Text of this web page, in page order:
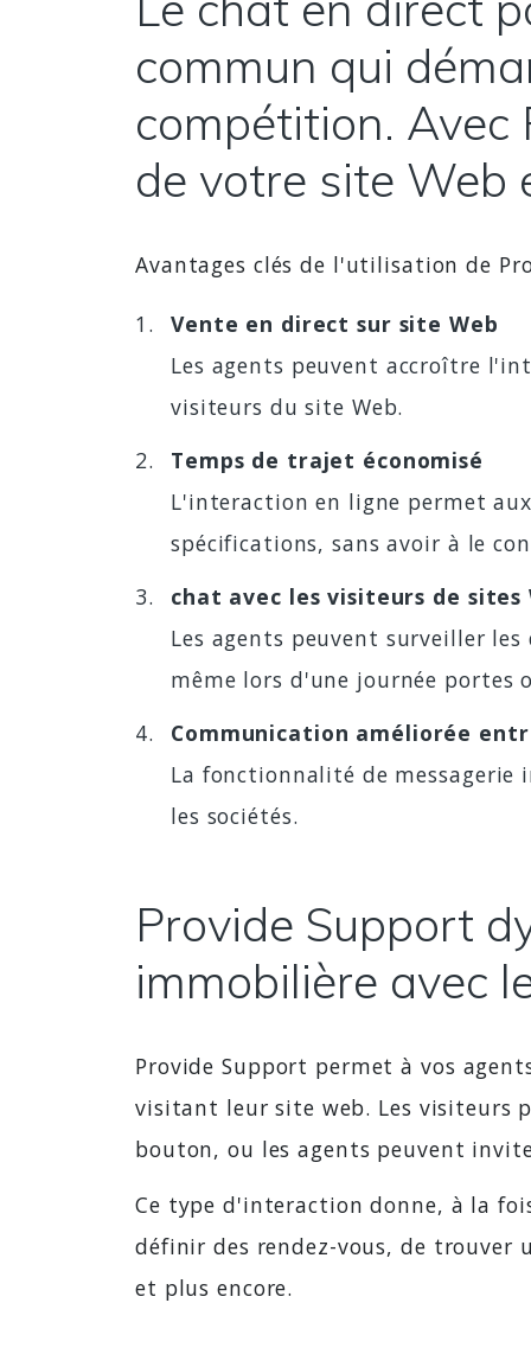
commun qui
compétition.
de votre site Web
Avantages clés de l'utilisation de
Vente en direct sur site Web
Les agents peuvent accroître
visiteurs du site Web.
Temps de trajet économisé
L'interaction en ligne permet
spécifications, sans avoir à le
chat avec les visiteurs de
Les agents peuvent surveiller
même lors d'une journée portes
Communication améliorée
La fonctionnalité de
les sociétés.
Provide Support
immobilière avec
Provide Support permet à vos
visitant leur site web. Les visiteurs
bouton, ou les agents peuvent
Ce type d'interaction donne, à la
définir des rendez-vous, de trouver
et plus encore.